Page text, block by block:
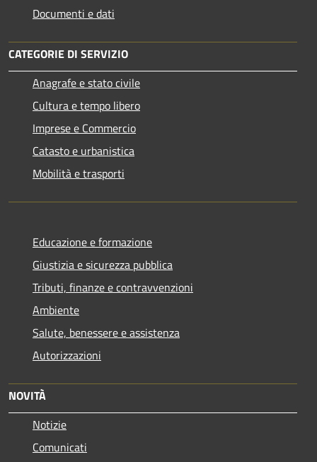
Documenti e dati
CATEGORIE DI SERVIZIO
Anagrafe e stato civile
Cultura e tempo libero
Imprese e Commercio
Catasto e urbanistica
Mobilità e trasporti
Educazione e formazione
Giustizia e sicurezza pubblica
Tributi, finanze e contravvenzioni
Ambiente
Salute, benessere e assistenza
Autorizzazioni
NOVITÀ
Notizie
Comunicati